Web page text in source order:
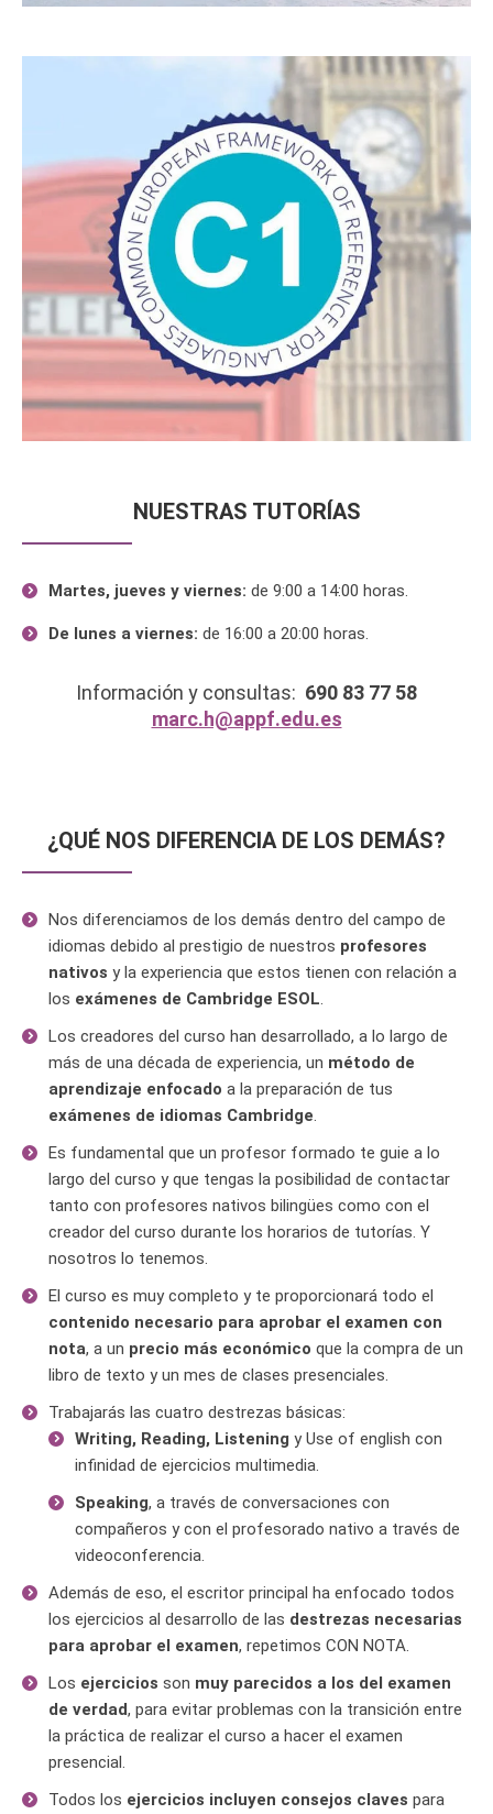
NUESTRAS TUTORÍAS
Martes, jueves y viernes: de 9:00 a 14:00 horas.
De lunes a viernes: de 16:00 a 20:00 horas.
Información y consultas: 690 83 77 58
marc.h@appf.edu.es
¿QUÉ NOS DIFERENCIA DE LOS DEMÁS?
Nos diferenciamos de los demás dentro del campo de
idiomas debido al prestigio de nuestros profesores
nativos y la experiencia que estos tienen con relación a
los exámenes de Cambridge ESOL.
Los creadores del curso han desarrollado, a lo largo de
más de una década de experiencia, un método de
aprendizaje enfocado a la preparación de tus
exámenes de idiomas Cambridge.
Es fundamental que un profesor formado te guie a lo
largo del curso y que tengas la posibilidad de contactar
tanto con profesores nativos bilingües como con el
creador del curso durante los horarios de tutorías. Y
nosotros lo tenemos.
El curso es muy completo y te proporcionará todo el
contenido necesario para aprobar el examen con
nota, a un precio más económico que la compra de un
libro de texto y un mes de clases presenciales.
Trabajarás las cuatro destrezas básicas:
Writing, Reading, Listening y Use of english con
infinidad de ejercicios multimedia.
Speaking, a través de conversaciones con
compañeros y con el profesorado nativo a través de
videoconferencia.
Además de eso, el escritor principal ha enfocado todos
los ejercicios al desarrollo de las destrezas necesarias
para aprobar el examen, repetimos CON NOTA.
Los ejercicios son muy parecidos a los del examen
de verdad, para evitar problemas con la transición entre
la práctica de realizar el curso a hacer el examen
presencial.
Todos los ejercicios incluyen consejos claves para